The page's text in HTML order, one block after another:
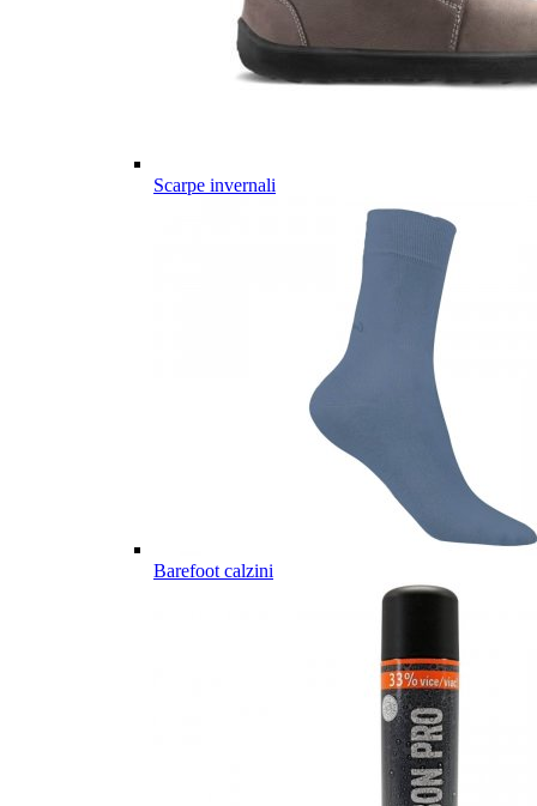
Scarpe invernali
Barefoot calzini